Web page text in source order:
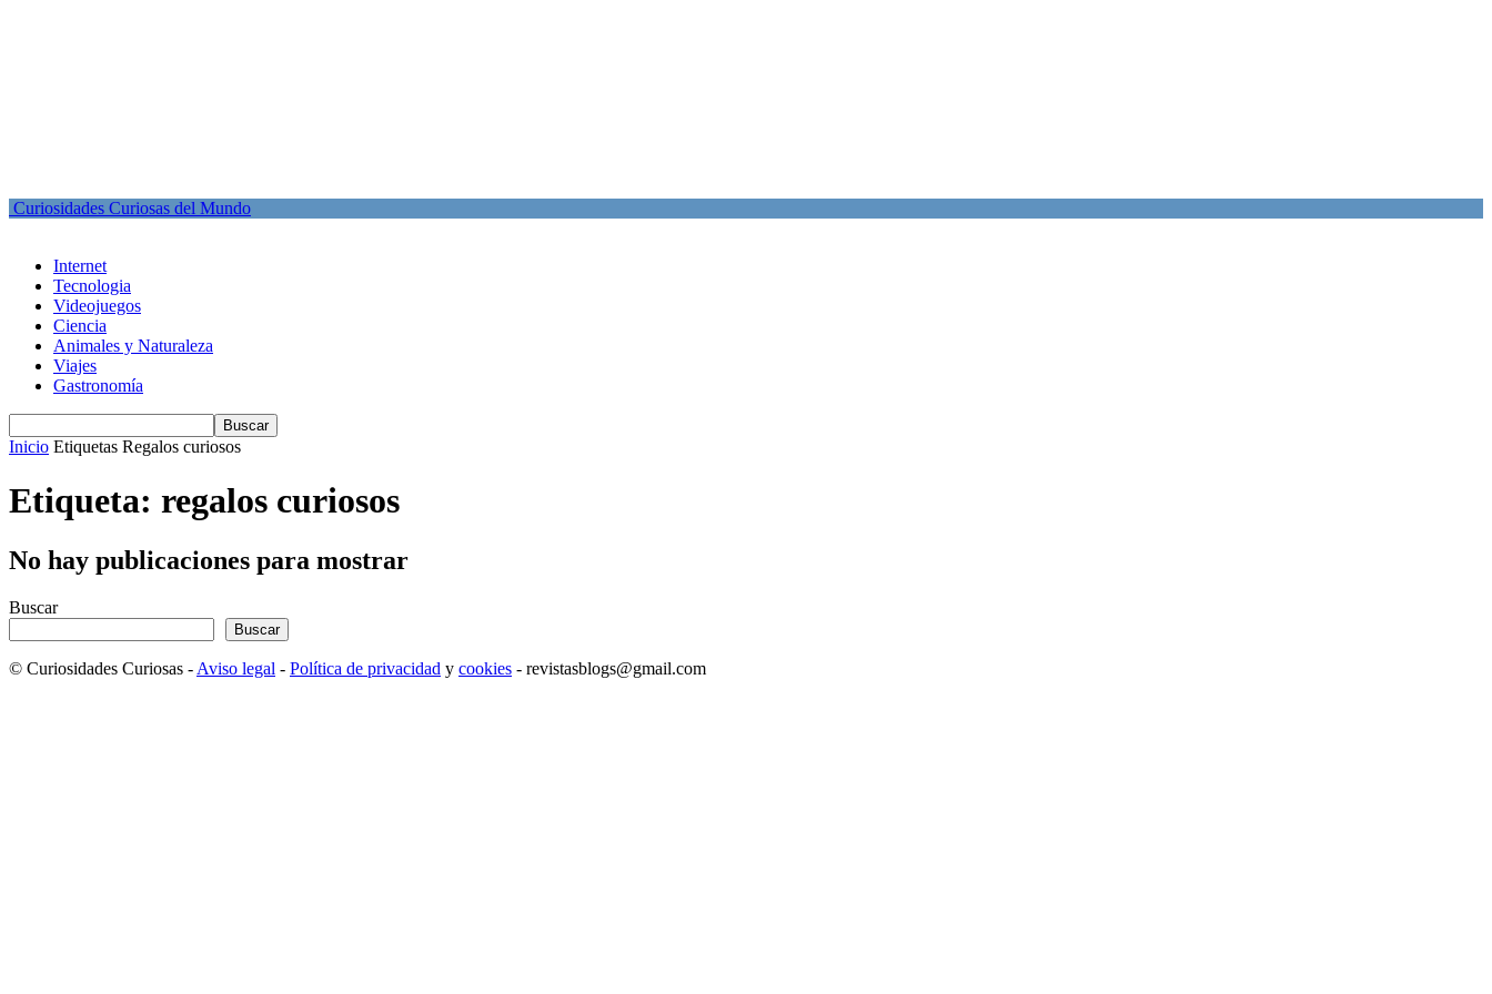
Curiosidades Curiosas del Mundo
Internet
Tecnologia
Videojuegos
Ciencia
Animales y Naturaleza
Viajes
Gastronomía
Inicio Etiquetas Regalos curiosos
Etiqueta: regalos curiosos
No hay publicaciones para mostrar
Buscar
Buscar
© Curiosidades Curiosas - Aviso legal - Política de privacidad y cookies - revistasblogs@gmail.com